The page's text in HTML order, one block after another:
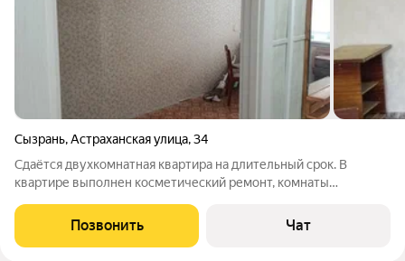
Сызрань,Астраханская улица,34
Сдаётся двухкомнатная квартира на длительный срок. В
квартире выполнен косметический ремонт, комнаты
санузел. Парковка открытая во дворе, что удобно для
владельцев автомобилей. Разрешено
Позвонить Чат